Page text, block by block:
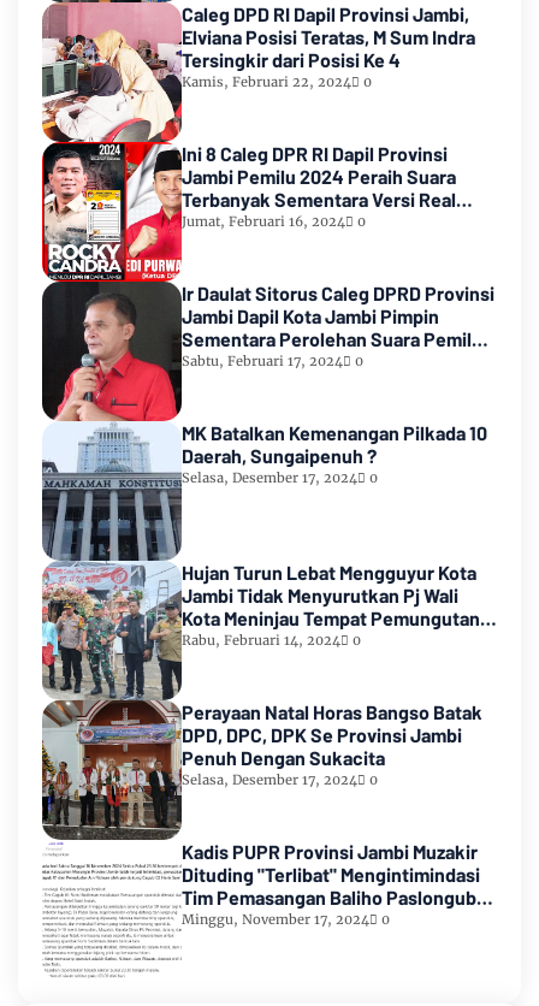
Caleg DPD RI Dapil Provinsi Jambi,
Elviana Posisi Teratas, M Sum Indra
Tersingkir dari Posisi Ke 4
Kamis, Februari 22, 2024 0
Ini 8 Caleg DPR RI Dapil Provinsi
Jambi Pemilu 2024 Peraih Suara
Terbanyak Sementara Versi Real
Count KPU RI
Jumat, Februari 16, 2024 0
Ir Daulat Sitorus Caleg DPRD Provinsi
Jambi Dapil Kota Jambi Pimpin
Sementara Perolehan Suara Pemilu
2024
Sabtu, Februari 17, 2024 0
MK Batalkan Kemenangan Pilkada 10
Daerah, Sungaipenuh ?
Selasa, Desember 17, 2024 0
Hujan Turun Lebat Mengguyur Kota
Jambi Tidak Menyurutkan Pj Wali
Kota Meninjau Tempat Pemungutan
Suara Pemilu 2024
Rabu, Februari 14, 2024 0
Perayaan Natal Horas Bangso Batak
DPD, DPC, DPK Se Provinsi Jambi
Penuh Dengan Sukacita
Selasa, Desember 17, 2024 0
Kadis PUPR Provinsi Jambi Muzakir
Dituding "Terlibat" Mengintimindasi
Tim Pemasangan Baliho Paslongub
Romi-Sudirman
Minggu, November 17, 2024 0